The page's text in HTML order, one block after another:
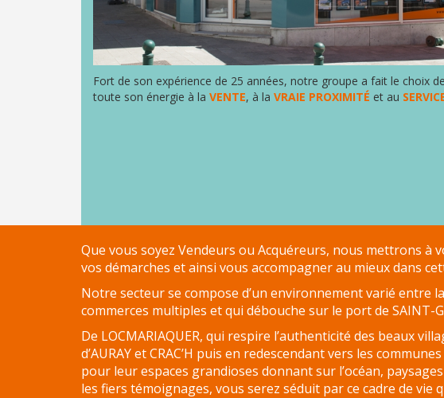
Fort de son expérience de 25 années, notre groupe a fait le choix
toute son énergie à la VENTE, à la VRAIE PROXIMITÉ et au
Que vous soyez Vendeurs ou Acquéreurs, nous mettrons à
vos démarches et ainsi vous accompagner au mieux dans
Notre secteur se compose d’un environnement varié entre
commerces multiples et qui débouche sur le port de SAINT-
De LOCMARIAQUER, qui respire l’authenticité des beaux
d’AURAY et CRAC’H puis en redescendant vers les
pour leur espaces grandioses donnant sur l’océan,
les fiers témoignages, vous serez séduit par ce cadre de